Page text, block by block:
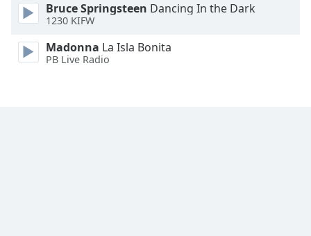
Font
Bruce Springsteen Dancing In the Dark
1230 KIFW
Madonna La Isla Bonita
PB Live Radio